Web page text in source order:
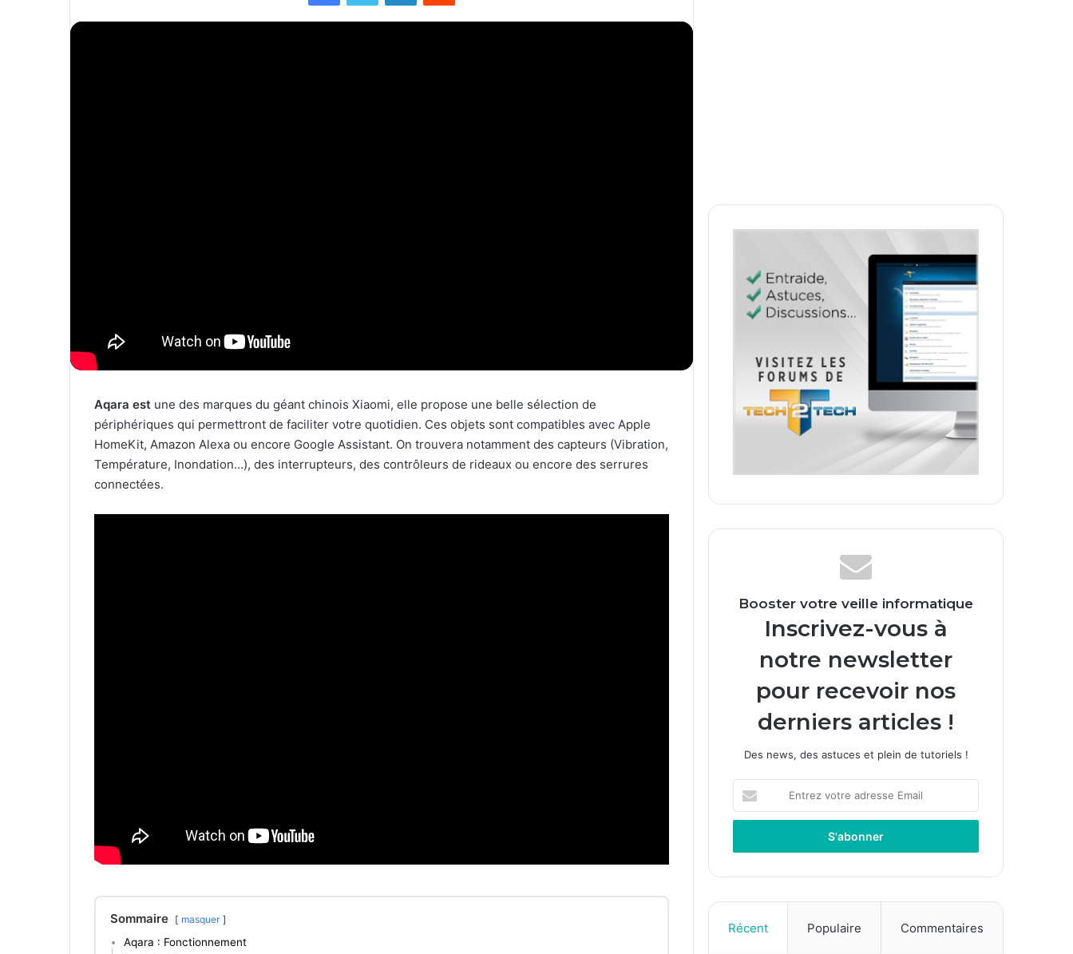
Aqara est une des marques du géant chinois Xiaomi, elle propose une belle sélection de
périphériques qui permettront de faciliter votre quotidien. Ces objets sont compatibles avec Apple
HomeKit, Amazon Alexa ou encore Google Assistant. On trouvera notamment des capteurs (Vibration,
Température, Inondation…), des interrupteurs, des contrôleurs de rideaux ou encore des serrures
connectées.
Sommaire masquer
Aqara : Fonctionnement
Booster votre veille informatique
Inscrivez-vous à
notre newsletter
pour recevoir nos
derniers articles !
Des news, des astuces et plein de tutoriels !
votre
adresse
Récent Populaire Commentaires